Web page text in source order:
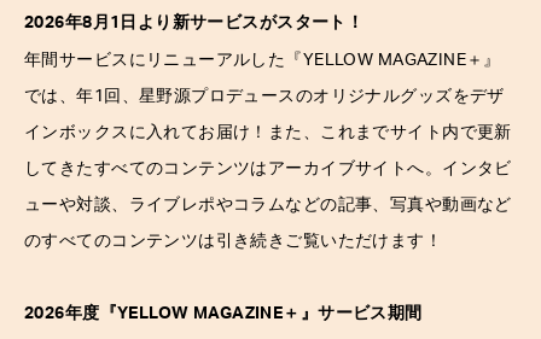
2026年8月1日より新サービスがスタート！
年間サービスにリニューアルした『YELLOW MAGAZINE ＋ 』
では、年1回、星野源プロデュースのオリジナルグッズをデザ
インボックスに入れてお届け！また、これまでサイト内で更新
してきたすべてのコンテンツはアーカイブサイトへ。インタビ
ューや対談、ライブレポやコラムなどの記事、写真や動画など
のすべてのコンテンツは引き続きご覧いただけます！
2026年度『YELLOW MAGAZINE ＋ 』サービス期間